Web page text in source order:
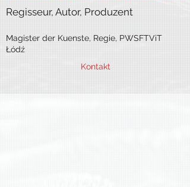
Regisseur, Autor, Produzent
Magister der Kuenste, Regie, PWSFTViT
Łódź
Kontakt